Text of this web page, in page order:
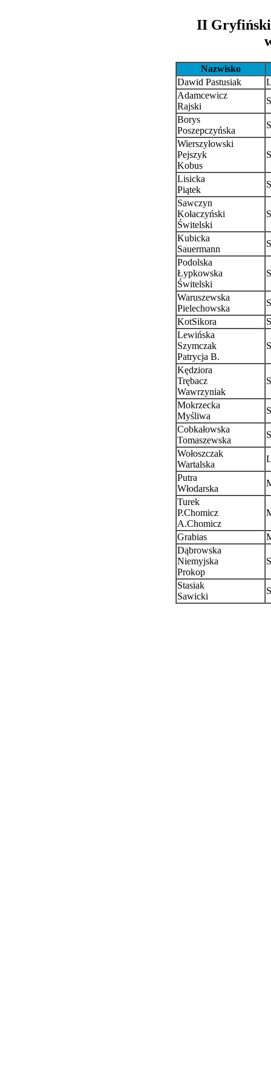
II
Nazwisko
Dawid Pastusiak
Adamcewicz
Rajski
Borys
Poszepczyńska
Wierszyłowski
Pejszyk
Kobus
Lisicka
Piątek
Sawczyn
Kołaczyński
Świtelski
Kubicka
Sauermann
Podolska
Łypkowska
Świtelski
Waruszewska
Pielechowska
KotSikora
Lewińska
Szymczak
Patrycja B.
Kędziora
Trębacz
Wawrzyniak
Mokrzecka
Myśliwa
Cobkałowska
Tomaszewska
Wołoszczak
Wartalska
Putra
Włodarska
Turek
P.Chomicz
A.Chomicz
Grabias
Dąbrowska
Niemyjska
Prokop
Stasiak
Sawicki